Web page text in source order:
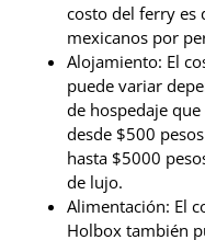
costo del ferry es
mexicanos por
Alojamiento: El
puede variar
de hospedaje
desde $500
hasta $5000
de lujo.
Alimentación: El
Holbox también